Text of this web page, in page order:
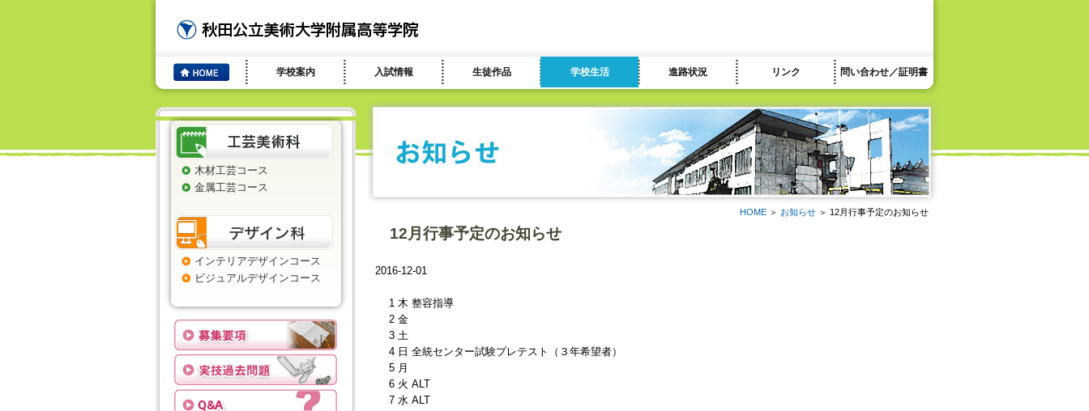
学校案内 入試情報 生徒作品 学校生活 進路状況 リンク 問い合わせ／証明書
木材工芸コース
金属工芸コース
インテリアデザインコース
ビジュアルデザインコース
HOME ＞ お知らせ ＞ 12月行事予定のお知らせ
12月行事予定のお知らせ
2016-12-01
1 木 整容指導
2 金
3 土
4 日 全統センター試験プレテスト（３年希望者）
5 月
6 火 ALT
7 水 ALT